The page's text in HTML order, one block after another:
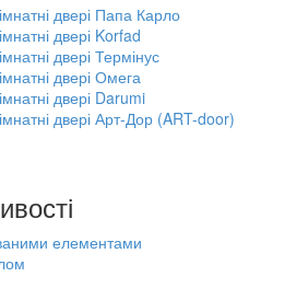
двері Папа Карло
двері Korfad
двері Термінус
двері Омега
двері Darumi
двері Арт-Дор (ART-door)
елементами